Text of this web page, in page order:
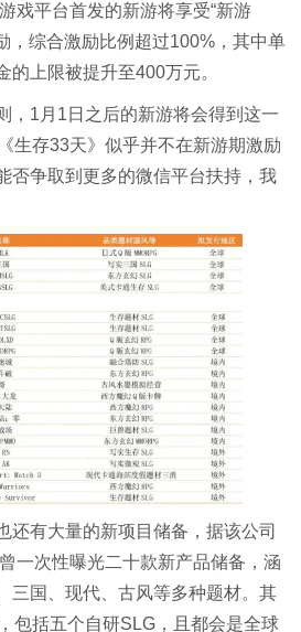
戏平台首发的新游将享受“新游
，综合激励比例超过100%，其中单
的上限被提升至400万元。
，1月1日之后的新游将会得到这一
生存33天》似乎并不在新游期激励
否争取到更多的微信平台扶持，我
还有大量的新项目储备，据该公司
一次性曝光二十款新产品储备，涵
三国、现代、古风等多种题材。其
包括五个自研SLG，且都会是全球